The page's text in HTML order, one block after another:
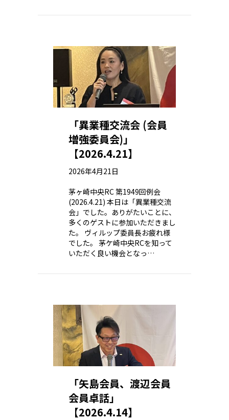
「異業種交流会 (会員
増強委員会)」
【2026.4.21】
2026年4月21日
茅ヶ崎中央RC 第1949回例会
(2026.4.21) 本日は「異業種交流
会」でした。ありがたいことに、
多くのゲストに参加いただきまし
た。 ヴィルップ委員長お疲れ様
でした。 茅ケ崎中央RCを知って
いただく良い機会となっ…
「矢島会員、渡辺会員
会員卓話」
【2026.4.14】